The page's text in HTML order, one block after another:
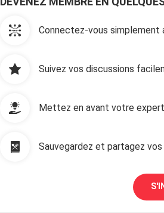
Connectez-vous
Suivez vos discussions
Mettez en avant votre
Sauvegardez et partagez